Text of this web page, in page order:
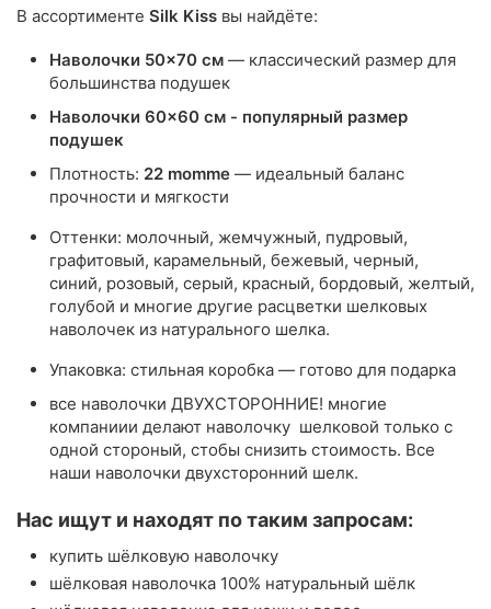
В ассортименте Silk Kiss вы найдёте:
Наволочки 50×70 см — классический размер для
большинства подушек
Наволочки 60×60 см - популярный размер
подушек
Плотность: 22 momme — идеальный баланс
прочности и мягкости
Оттенки: молочный, жемчужный, пудровый,
графитовый, карамельный, бежевый, черный,
синий, розовый, серый, красный, бордовый, желтый,
голубой и многие другие расцветки шелковых
наволочек из натурального шелка.
Упаковка: стильная коробка — готово для подарка
все наволочки ДВУХСТОРОННИЕ! многие
компаниии делают наволочку шелковой только с
одной стороный, стобы снизить стоимость. Все
наши наволочки двухсторонний шелк.
Нас ищут и находят по таким запросам:
купить шёлковую наволочку
шёлковая наволочка 100% натуральный шёлк